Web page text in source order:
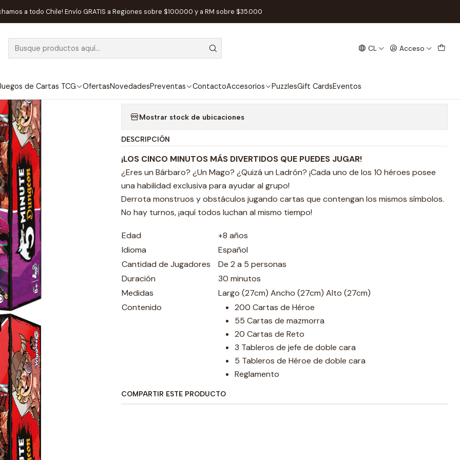
CL Acceso
de Cartas TCG OfertasNovedadesPreventas ContactoAccesorios PuzzlesGift CardsEventos
a todo Chile! Envío GRATIS a Regiones sobre $100.000 y a RM sobre $35.000
Juegos de Mesa Competitivos 5 Minute Dungeon - Español
AGOTADO 5 Minute Dungeon - Español
Agregar a la lista de favoritos
Mostrar stock de ubicaciones
DESCRIPCIÓN
¡LOS CINCO MINUTOS MÁS DIVERTIDOS QUE PUEDES JUGAR!
¿Eres un Bárbaro? ¿Un Mago? ¿Quizá un Ladrón? ¡Cada uno de los 10 héroes posee
una habilidad exclusiva para ayudar al grupo!
Derrota monstruos y obstáculos jugando cartas que contengan los mismos símbolos.
No hay turnos, ¡aquí todos luchan al mismo tiempo!
Edad
+8 años
Idioma
Español
Cantidad de Jugadores
De 2 a 5 personas
Duración
30 minutos
Medidas
Largo (27cm) Ancho (27cm) Alto (27cm)
Contenido
200 Cartas de Héroe
55 Cartas de mazmorra
20 Cartas de Reto
3 Tableros de jefe de doble cara
5 Tableros de Héroe de doble cara
Reglamento
COMPARTIR ESTE PRODUCTO